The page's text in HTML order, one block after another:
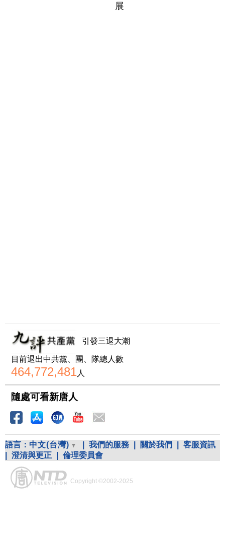
展
引發三退大潮
目前退出中共黨、團、隊總人數
464,772,481人
隨處可看新唐人
語言： 中文(台灣) 我們的服務 關於我們
客服資訊
澄清與更正 倫理委員會
Copyright ©2002-2025